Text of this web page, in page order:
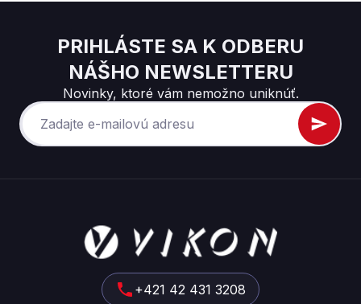
PRIHLÁSTE SA K ODBERU
NÁŠHO NEWSLETTERU
Novinky, ktoré vám nemožno uniknúť.
+421 42 431 3208